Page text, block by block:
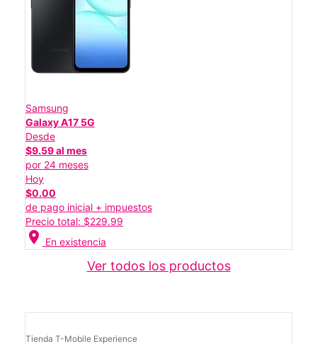
Samsung
Galaxy A17 5G
Desde
$9.59 al mes
por 24 meses
Hoy
$0.00
de pago inicial + impuestos
Precio total: $229.99
location_on En existencia
Ver todos los productos
Tienda T-Mobile Experience